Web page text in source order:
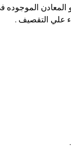
الموجوده
علي التقصيف .